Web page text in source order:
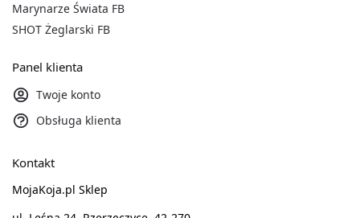
Marynarze Świata FB
SHOT Żeglarski FB
Panel klienta
Twoje konto
Obsługa klienta
Kontakt
MojaKoja.pl Sklep